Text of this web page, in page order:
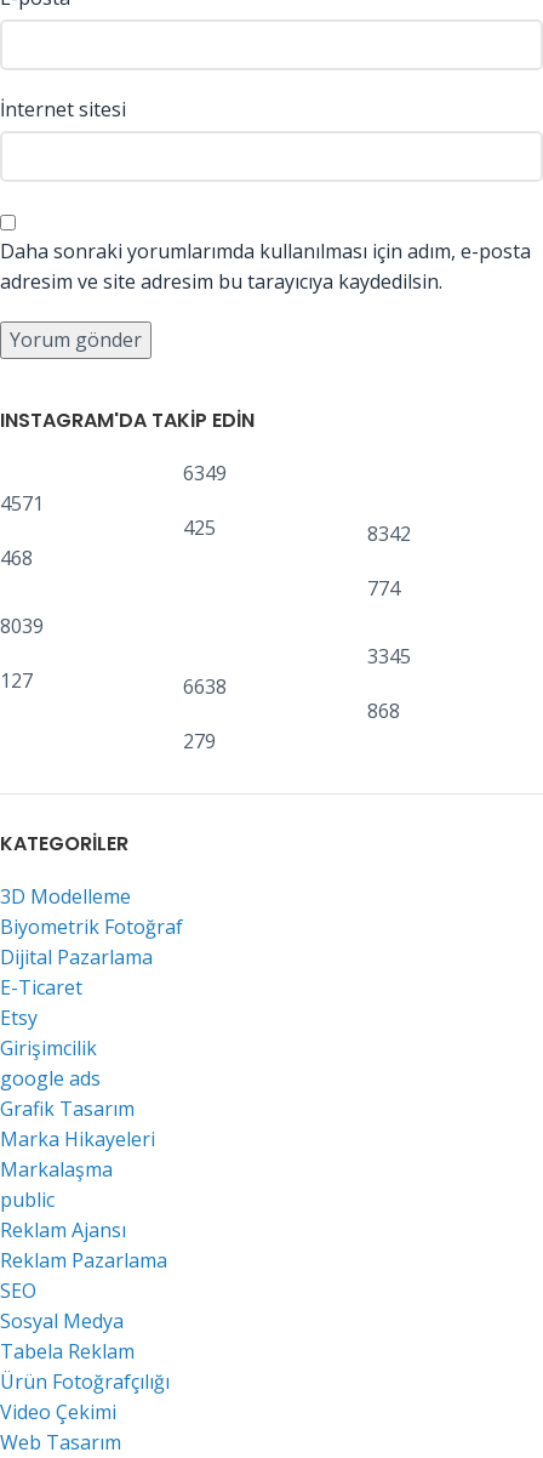
İnternet sitesi
Daha sonraki yorumlarımda kullanılması için adım, e-posta
adresim ve site adresim bu tarayıcıya kaydedilsin.
INSTAGRAM'DA TAKIP EDIN
4571
468
6349
425 8342
774
8039
127 6638
279
3345
868
KATEGORILER
3D Modelleme
Biyometrik Fotoğraf
Dijital Pazarlama
E-Ticaret
Etsy
Girişimcilik
google ads
Grafik Tasarım
Marka Hikayeleri
Markalaşma
public
Reklam Ajansı
Reklam Pazarlama
SEO
Sosyal Medya
Tabela Reklam
Ürün Fotoğrafçılığı
Video Çekimi
Web Tasarım